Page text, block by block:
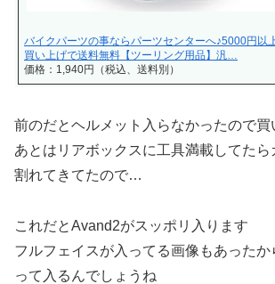
バイクパーツの事ならパーツセンターへ♪5000円以
買い上げで送料無料【ツーリング用品】汎…
価格：1,940円（税込、送料別）
前のだとヘルメット入らなかったので買
あとはリアボックスに工具満載してたら
割れてきてたので…
これだとAvand2がスッポリ入ります
フルフェイスが入ってる画像もあったか
って入るんでしょうね